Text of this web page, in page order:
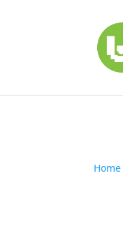
Home